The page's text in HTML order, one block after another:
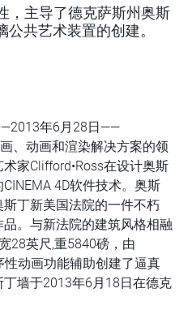
，主导了德克萨斯州奥斯
共艺术装置的创建。
年6月28日——
、动画和渲染解决方案的领
家Clifford•Ross在设计奥斯
4D软件技术。奥斯
丁新美国法院的一件不朽
。与新法院的建筑风格相融
28英尺,重5840磅，由
性动画功能辅助创建了逼真
墙于2013年6月18日在德克